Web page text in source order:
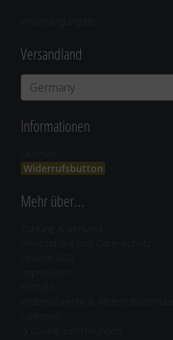
Informationen
Widerrufsbutton
Mehr über...
Versandland